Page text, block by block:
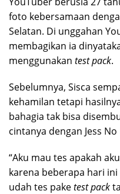
foto kebersamaan
Selatan. Di unggahan
membagikan ia
menggunakan test pack.
Sebelumnya, Sisca
kehamilan tetapi
bahagia tak bisa
cintanya dengan Jess No
“Aku mau tes apakah
karena beberapa hari
udah tes paketest pack